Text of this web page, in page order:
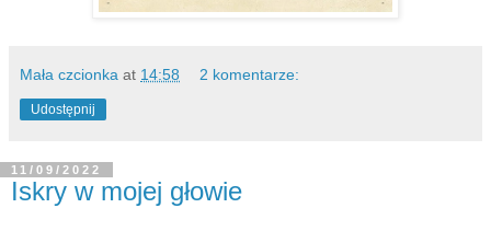
Mała czcionka at 14:58 2 komentarze:
Udostępnij
11/09/2022
Iskry w mojej głowie